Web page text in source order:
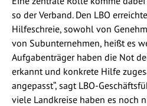
so der Verband. Den LBO
Hilfeschreie, sowohl von
von Subunternehmen, heißt es
Aufgabenträger haben die Not
erkannt und konkrete Hilfe
angepasst“, sagt LBO-
viele Landkreise haben es noch